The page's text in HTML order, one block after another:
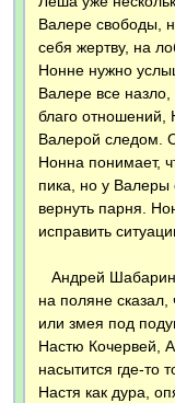
Валере свободы,
себя жертву, на
Нонне нужно
Валере все назло,
благо отношений,
Валерой следом.
Нонна понимает,
пика, но у Валеры
вернуть парня.
исправить
Андрей Шабарин
на поляне сказал,
или змея под
Настю Кочервей,
насытится где-то
Настя как дура,